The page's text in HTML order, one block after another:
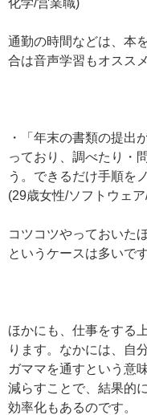
化学/営業職)
通勤の時間などは、本
合は音声学習もオススメ
・「年末の書類の提出
っており、調べたり・
う。できるだけ手順を
(29歳女性/ソフトウェ
コツコツやっておいた
というケースは多いで
ほかにも、仕事をする
ります。なかには、自
ガママを通すという意
減らすことで、結果的
効率化もあるのです。